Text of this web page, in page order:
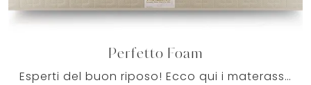
Perfetto Foam
Esperti del buon riposo! Ecco qui i materassi matrimoniali in memory foam di Lordflexs: clicca e scopri di più sul modello Perfetto Foam.